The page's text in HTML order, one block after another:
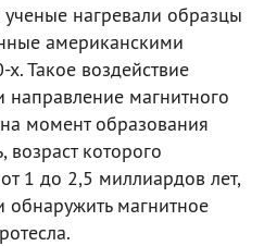
нагревали образцы
американскими
Такое воздействие
направление магнитного
момент образования
которого
1 до 2,5 миллиардов лет,
обнаружить магнитное